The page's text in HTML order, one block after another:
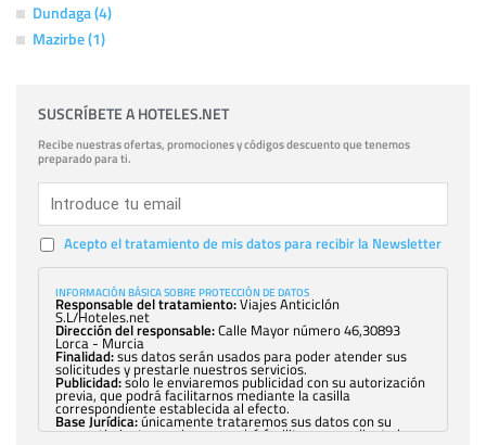
Dundaga (4)
Mazirbe (1)
SUSCRÍBETE A HOTELES.NET
Recibe nuestras ofertas, promociones y códigos descuento que tenemos
preparado para ti.
Acepto el tratamiento de mis datos para recibir la Newsletter
INFORMACIÓN BÁSICA SOBRE PROTECCIÓN DE DATOS
Responsable del tratamiento:Viajes Anticiclón
S.L/Hoteles.net
Dirección del responsable:Calle Mayor número 46,30893
Lorca - Murcia
Finalidad:sus datos serán usados para poder atender sus
solicitudes y prestarle nuestros servicios.
Publicidad:solo le enviaremos publicidad con su autorización
previa, que podrá facilitarnos mediante la casilla
correspondiente establecida al efecto.
Base Jurídica:únicamente trataremos sus datos con su
consentimiento previo, que podrá facilitarnos mediante la